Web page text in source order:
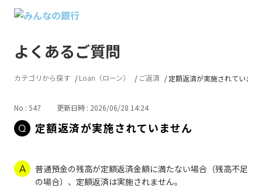
よくあるご質問
カテゴリから探す Loan（ローン） ご返済 定額返済が実施されていませ
No : 547 更新日時 : 2026/06/28 14:24
定額返済が実施されていません
普通預金の残高が定額返済金額に満たない場合（残高不足
の場合）、定額返済は実施されません。